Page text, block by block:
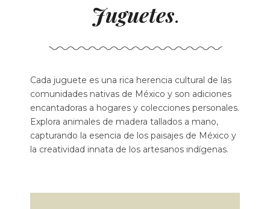
Juguetes.
Cada juguete es una rica herencia cultural de las
comunidades nativas de México y son adiciones
encantadoras a hogares y colecciones personales.
Explora animales de madera tallados a mano,
capturando la esencia de los paisajes de México y
la creatividad innata de los artesanos indígenas.